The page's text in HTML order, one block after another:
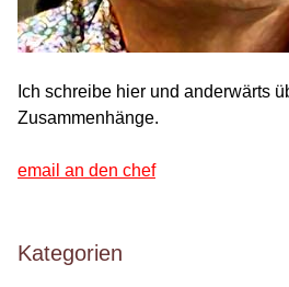
Ich schreibe hier und anderwärts
Zusammenhänge.
email an den chef
Kategorien